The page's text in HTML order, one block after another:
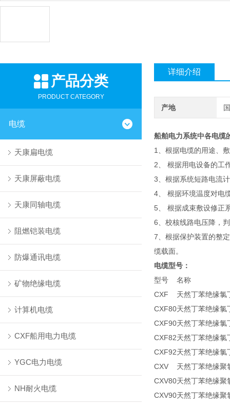
产品分类
PRODUCT CATEGORY
电缆
天康扁电缆
天康屏蔽电缆
天康同轴电缆
阻燃铠装电缆
防爆通讯电缆
矿物绝缘电缆
计算机电缆
CXF船用电力电缆
YGC电力电缆
NH耐火电缆
详细介绍
产地
船舶电力系统中各电缆
1、根据电缆的用途、
2、 根据用电设备的工
3、根据系统短路电流
4、 根据环境温度对电
5、 根据成束敷设修正
6、校核线路电压降，
7、根据保护装置的整
缆载面。
电缆型号：
型号
名称
CXF
天然丁苯绝缘氯
CXF80天然丁苯绝缘氯
CXF90天然丁苯绝缘氯
CXF82天然丁苯绝缘氯
CXF92天然丁苯绝缘氯
CXV
天然丁苯绝缘聚
CXV80天然丁苯绝缘聚
CXV90天然丁苯绝缘聚